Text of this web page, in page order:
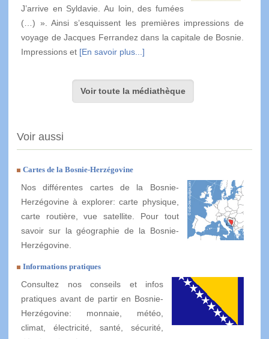
J’arrive en Syldavie. Au loin, des fumées
(…) ». Ainsi s’esquissent les premières impressions de
voyage de Jacques Ferrandez dans la capitale de Bosnie.
Impressions et [En savoir plus...]
Voir toute la médiathèque
Voir aussi
Cartes de la Bosnie-Herzégovine
Nos différentes cartes de la Bosnie-
Herzégovine à explorer: carte physique,
carte routière, vue satellite. Pour tout
savoir sur la géographie de la Bosnie-
Herzégovine.
Informations pratiques
Consultez nos conseils et infos
pratiques avant de partir en Bosnie-
Herzégovine: monnaie, météo,
climat, électricité, santé, sécurité,